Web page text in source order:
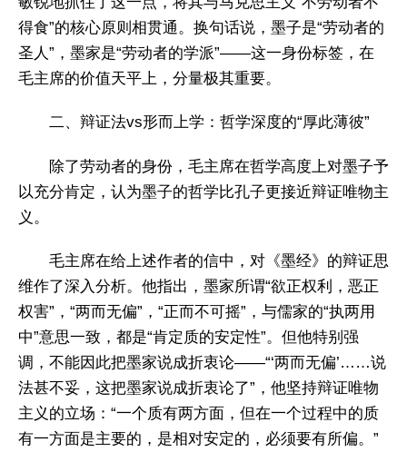
得食”的核心原则相贯通。换句话说，墨子是“劳动者的
圣人”，墨家是“劳动者的学派”——这一身份标签，在
毛主席的价值天平上，分量极其重要。
二、辩证法vs形而上学：哲学深度的“厚此薄彼”
除了劳动者的身份，毛主席在哲学高度上对墨子予
以充分肯定，认为墨子的哲学比孔子更接近辩证唯物主
义。
毛主席在给上述作者的信中，对《墨经》的辩证思
维作了深入分析。他指出，墨家所谓“欲正权利，恶正
权害”，“两而无偏”，“正而不可摇”，与儒家的“执两用
中”意思一致，都是“肯定质的安定性”。但他特别强
调，不能因此把墨家说成折衷论——“‘两而无偏’……说
法甚不妥，这把墨家说成折衷论了”，他坚持辩证唯物
主义的立场：“一个质有两方面，但在一个过程中的质
有一方面是主要的，是相对安定的，必须要有所偏。”